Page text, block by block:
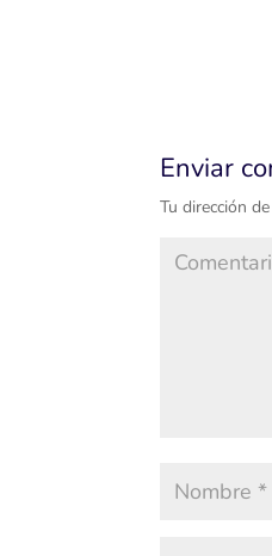
Enviar
Tu dirección